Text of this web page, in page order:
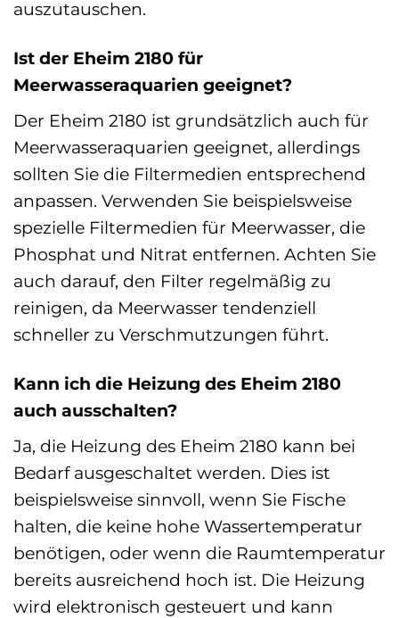
auszutauschen.
Ist der Eheim 2180 für
Meerwasseraquarien geeignet?
Der Eheim 2180 ist grundsätzlich auch für
Meerwasseraquarien geeignet, allerdings
sollten Sie die Filtermedien entsprechend
anpassen. Verwenden Sie beispielsweise
spezielle Filtermedien für Meerwasser, die
Phosphat und Nitrat entfernen. Achten Sie
auch darauf, den Filter regelmäßig zu
reinigen, da Meerwasser tendenziell
schneller zu Verschmutzungen führt.
Kann ich die Heizung des Eheim 2180
auch ausschalten?
Ja, die Heizung des Eheim 2180 kann bei
Bedarf ausgeschaltet werden. Dies ist
beispielsweise sinnvoll, wenn Sie Fische
halten, die keine hohe Wassertemperatur
benötigen, oder wenn die Raumtemperatur
bereits ausreichend hoch ist. Die Heizung
wird elektronisch gesteuert und kann